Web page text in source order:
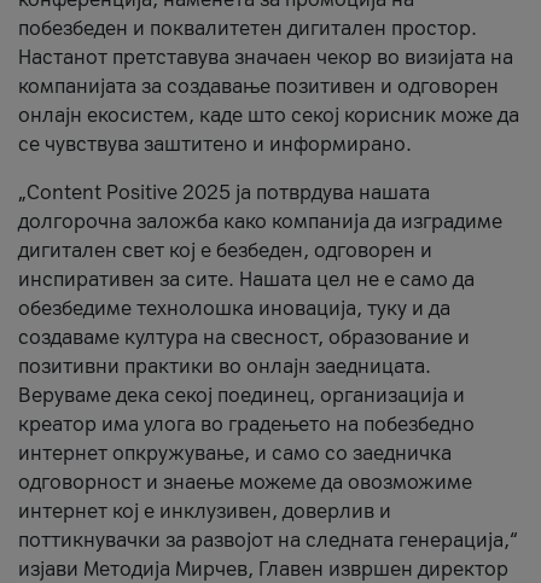
побезбеден и поквалитетен дигитален простор.
Настанот претставува значаен чекор во визијата на
компанијата за создавање позитивен и одговорен
онлајн екосистем, каде што секој корисник може да
се чувствува заштитено и информирано.
„Content Positive 2025 ја потврдува нашата
долгорочна заложба како компанија да изградиме
дигитален свет кој е безбеден, одговорен и
инспиративен за сите. Нашата цел не е само да
обезбедиме технолошка иновација, туку и да
создаваме култура на свесност, образование и
позитивни практики во онлајн заедницата.
Веруваме дека секој поединец, организација и
креатор има улога во градењето на побезбедно
интернет опкружување, и само со заедничка
одговорност и знаење можеме да овозможиме
интернет кој е инклузивен, доверлив и
поттикнувачки за развојот на следната генерација,“
изјави Методија Мирчев, Главен извршен директор